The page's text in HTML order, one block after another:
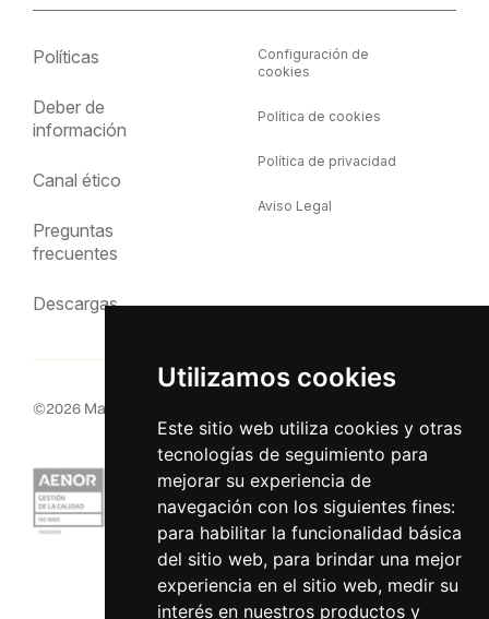
Utilizamos cookies
Este sitio web utiliza cookies y otras
tecnologías de seguimiento para
mejorar su experiencia de
navegación con los siguientes fines:
para habilitar la funcionalidad básica
del sitio web, para brindar una mejor
experiencia en el sitio web, medir su
interés en nuestros productos y
Políticas
Deber de
información
Canal ético
Preguntas
frecuentes
Descargas
Configuración de
cookies
Política de cookies
Política de privacidad
Aviso Legal
©2026 MacInsular.